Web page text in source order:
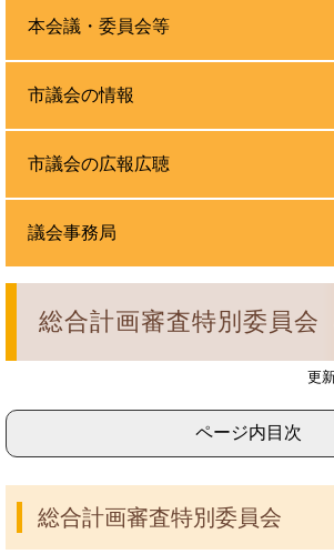
総合計画審査特別委員会
更
ページ内目次
総合計画審査特別委員会
本会議・委員会等
市議会の情報
市議会の広報広聴
議会事務局